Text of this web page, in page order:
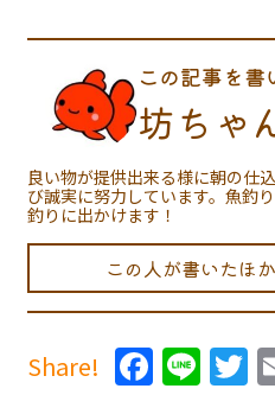
この記事を書
坊ちゃ
良い物が提供出来る様に朝の仕
び誠実に努力しています。魚釣
釣りに出かけます！
この人が書いたほ
Share! Line